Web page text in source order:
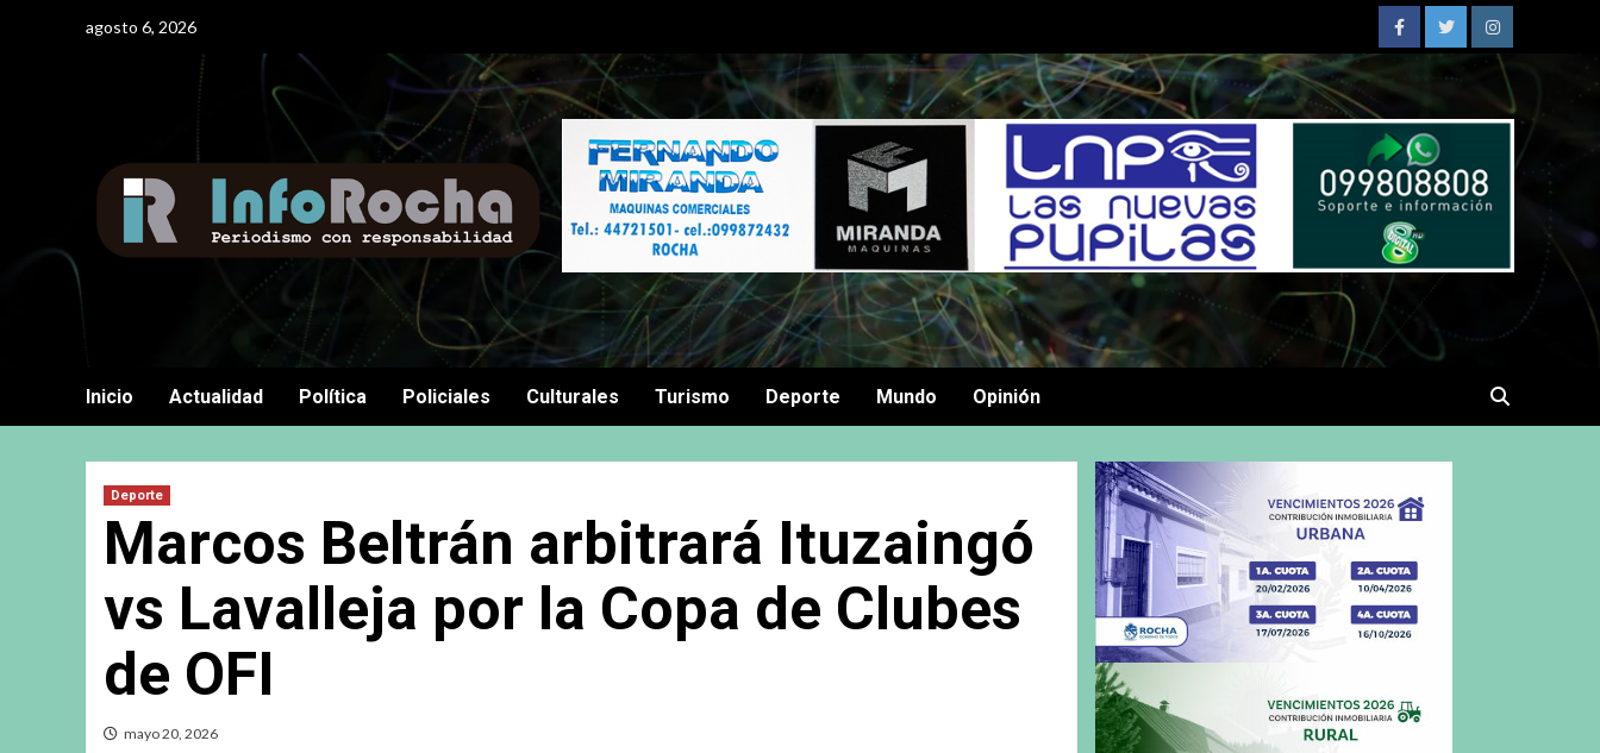
agosto 6, 2026
FacebookTwitterInstagram
Inicio Actualidad Política Policiales Culturales Turismo Deporte Mundo Opinión
Deporte
Marcos Beltrán arbitrará Ituzaingó
vs Lavalleja por la Copa de Clubes
de OFI
mayo 20, 2026